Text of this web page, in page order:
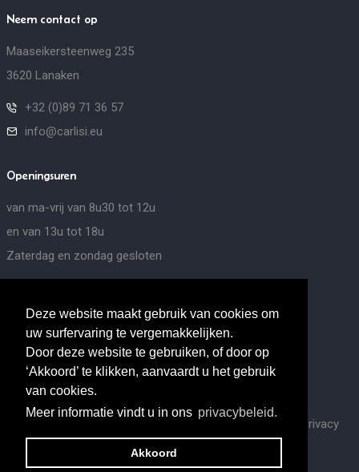
Deze website maakt gebruik van cookies om
uw surfervaring te vergemakkelijken.
Door deze website te gebruiken, of door op
‘Akkoord’ te klikken, aanvaardt u het gebruik
van cookies.
Meer informatie vindt u in ons privacybeleid.
Akkoord
Neem contact op
Maaseikersteenweg 235
3620 Lanaken
+32 (0)89 71 36 57
info@carlisi.eu
Openingsuren
van ma-vrij van 8u30 tot 12u
en van 13u tot 18u
Zaterdag en zondag gesloten
Social media
This site is protected by reCAPTCHA and the Google
Privacy
andTerms of Service